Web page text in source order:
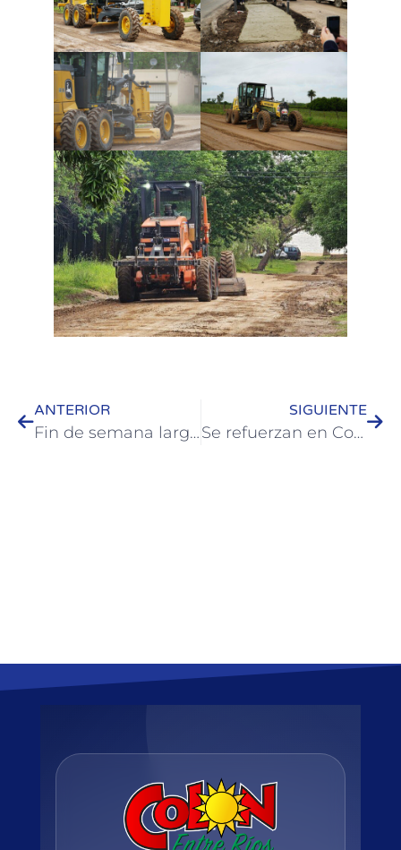
ANTERIOR
Fin de semana largo en Colón: actividades para disfrutar en el Puerto
SIGUIENTE
Se refuerzan en Colón acciones preventivas contra el Dengue